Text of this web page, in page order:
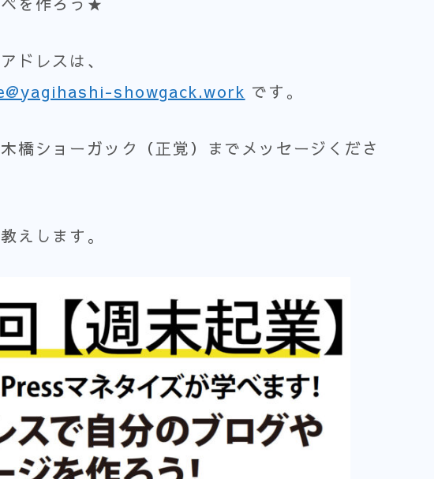
ドレスは、
showgack.work です。
橋ショーガック（正覚）までメッセージくださ
えします。